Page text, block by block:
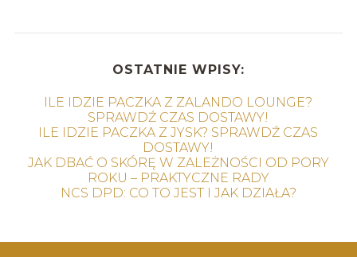
OSTATNIE WPISY:
ILE IDZIE PACZKA Z ZALANDO LOUNGE?
SPRAWDŹ CZAS DOSTAWY!
ILE IDZIE PACZKA Z JYSK? SPRAWDŹ CZAS
DOSTAWY!
JAK DBAĆ O SKÓRĘ W ZALEŻNOŚCI OD PORY
ROKU – PRAKTYCZNE RADY
NCS DPD: CO TO JEST I JAK DZIAŁA?